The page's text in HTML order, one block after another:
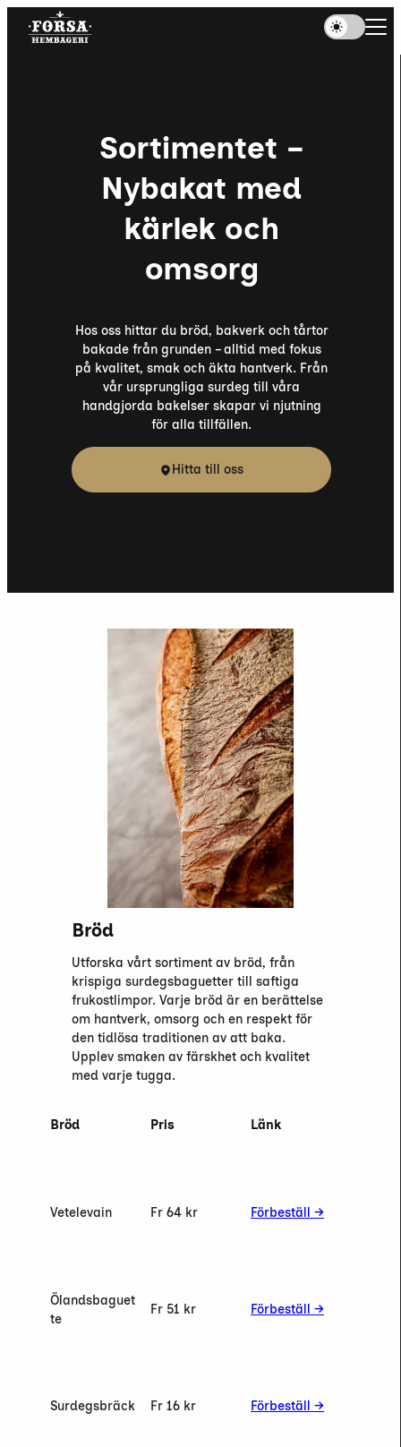
Sortimentet –
Nybakat med
kärlek och
omsorg
Hos oss hittar du bröd, bakverk och tårtor
bakade från grunden – alltid med fokus
på kvalitet, smak och äkta hantverk. Från
vår ursprungliga surdeg till våra
handgjorda bakelser skapar vi njutning
för alla tillfällen.
Hitta till oss
Bröd
Utforska vårt sortiment av bröd, från
krispiga surdegsbaguetter till saftiga
frukostlimpor. Varje bröd är en berättelse
om hantverk, omsorg och en respekt för
den tidlösa traditionen av att baka.
Upplev smaken av färskhet och kvalitet
med varje tugga.
Bröd Pris Länk
Vetelevain Fr 64 kr Förbeställ →
Ölandsbaguet
te
Fr 51 kr Förbeställ →
Surdegsbräck Fr 16 kr Förbeställ →